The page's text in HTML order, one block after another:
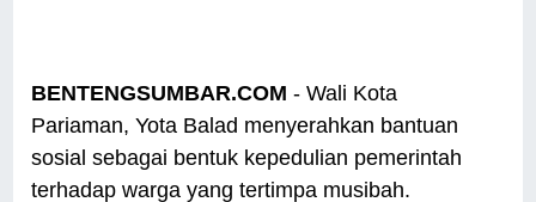
BENTENGSUMBAR.COM - Wali Kota
Pariaman, Yota Balad menyerahkan bantuan
sosial sebagai bentuk kepedulian pemerintah
terhadap warga yang tertimpa musibah.